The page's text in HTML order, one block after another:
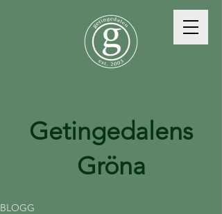
Getingedalens
Gröna
BLOGG